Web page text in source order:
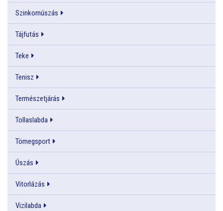
Szinkornúszás
Tájfutás
Teke
Tenisz
Természetjárás
Tollaslabda
Tömegsport
Úszás
Vitorlázás
Vizilabda